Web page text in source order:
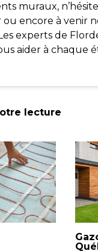
muraux,
encore à venir
experts de
aider à chaque
lecture